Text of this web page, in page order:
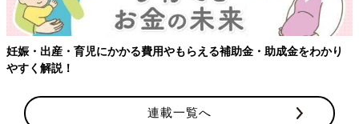
妊娠・出産・育児にかかる費用やもらえる補助金・助成金をわかり
やすく解説！
連載一覧へ